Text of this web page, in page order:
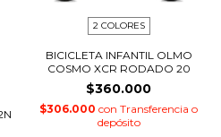
2 COLORES
BICICLETA INFANTIL OLMO
COSMO XCR RODADO 20
$360.000
$306.000 con Transferencia o
depósito